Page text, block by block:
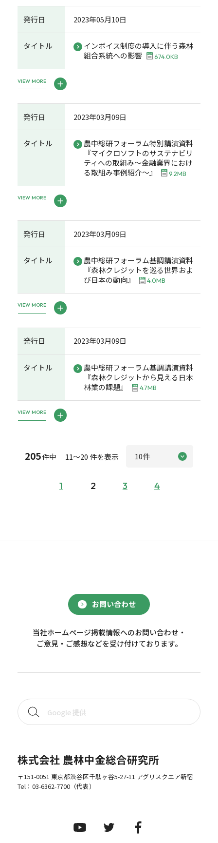
発行日 2023年05月10日
タイトル
インボイス制度の導入に伴う森林
組合系統への影響
674.0KB
VIEW MORE
発行日 2023年03月09日
タイトル
農中総研フォーラム特別講演資料
『マイクロソフトのサステナビリ
ティへの取組み～金融業界におけ
る取組み事例紹介～』
9.2MB
VIEW MORE
発行日 2023年03月09日
タイトル
農中総研フォーラム基調講演資料
『森林クレジットを巡る世界およ
び日本の動向』
4.0MB
VIEW MORE
発行日 2023年03月09日
タイトル
農中総研フォーラム基調講演資料
『森林クレジットから見える日本
林業の課題』
4.7MB
VIEW MORE
205件中 11～20 件を表示
1 2 3 4
お問い合わせ
当社ホームページ掲載情報へのお問い合わせ・
ご意見・ご感想などを受け付けております。
株式会社 農林中金総合研究所
〒151-0051 東京都渋谷区千駄ヶ谷5-27-11 アグリスクエア新宿
Tel： 03-6362-7700（代表）